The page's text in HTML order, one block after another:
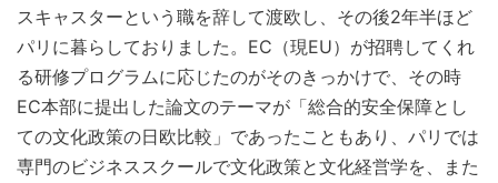
スキャスターという職を辞して渡欧し、その後2年半ほど
パリに暮らしておりました。EC（現EU）が招聘してくれ
る研修プログラムに応じたのがそのきっかけで、その時
EC本部に提出した論文のテーマが「総合的安全保障とし
ての文化政策の日欧比較」であったこともあり、パリでは
専門のビジネススクールで文化政策と文化経営学を、また